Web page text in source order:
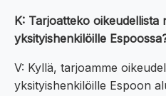
K: Tarjoatteko oikeudellista
yksityishenkilöille
V: Kyllä, tarjoamme
yksityishenkilöille Espoon